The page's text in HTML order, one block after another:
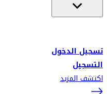
تسجيل الدخول
التسجيل
اكتشف المزيد